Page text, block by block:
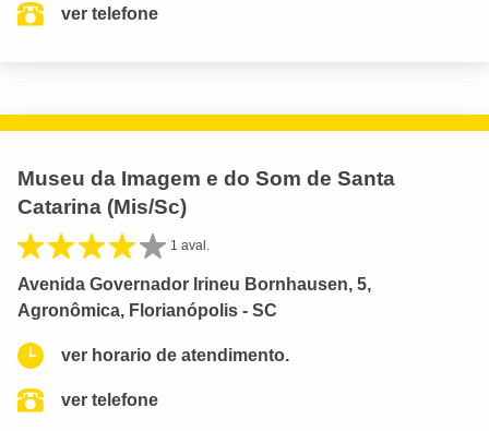
ver telefone
Museu da Imagem e do Som de Santa
Catarina (Mis/Sc)
1 aval.
Avenida Governador Irineu Bornhausen, 5,
Agronômica, Florianópolis - SC
ver horario de atendimento.
ver telefone